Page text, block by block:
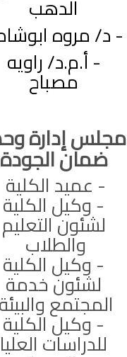
الدهب
- د/ مروه
- أ.م.د/ راويه
مصباح
مجلس إدارة
ضمان الجودة
- عميد الكلية
- وكيل الكلية
لشئون التعليم
والطلاب
- وكيل الكلية
لشئون خدمة
المجتمع والبيئة
- وكيل الكلية
للدراسات العليا